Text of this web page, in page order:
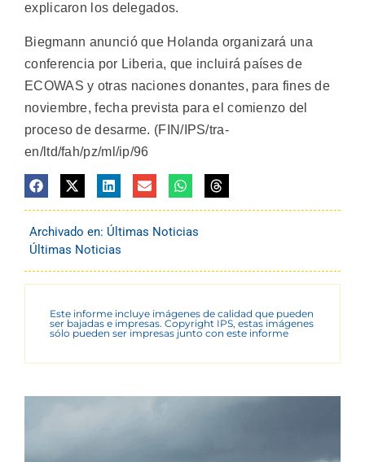
explicaron los delegados.
Biegmann anunció que Holanda organizará una
conferencia por Liberia, que incluirá países de
ECOWAS y otras naciones donantes, para fines de
noviembre, fecha prevista para el comienzo del
proceso de desarme. (FIN/IPS/tra-
en/ltd/fah/pz/ml/ip/96
Archivado en: Últimas Noticias
Últimas Noticias
Este informe incluye imágenes de calidad que pueden
ser bajadas e impresas. Copyright IPS, estas imágenes
sólo pueden ser impresas junto con este informe